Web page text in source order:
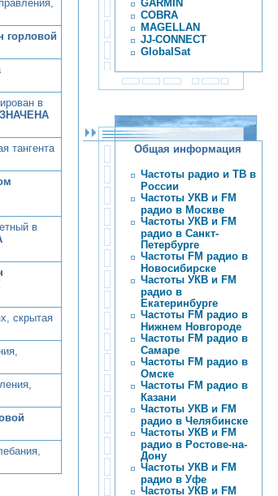
горловой
в
тангента
в
скрытая
GARMIN
COBRA
MAGELLAN
JJ-CONNECT
GlobalSat
Общая информация
Частоты радио и ТВ в
России
Частоты УКВ и FM
радио в Москве
Частоты УКВ и FM
радио в Санкт-
Петербурге
Частоты FM радио в
Новосибирске
Частоты УКВ и FM
радио в
Екатеринбурге
Частоты FM радио в
Нижнем Новгороде
Частоты FM радио в
Самаре
Частоты FM радио в
Омске
Частоты FM радио в
Казани
Частоты УКВ и FM
радио в Челябинске
Частоты УКВ и FM
радио в Ростове-на-
Дону
Частоты УКВ и FM
радио в Уфе
Частоты УКВ и FM